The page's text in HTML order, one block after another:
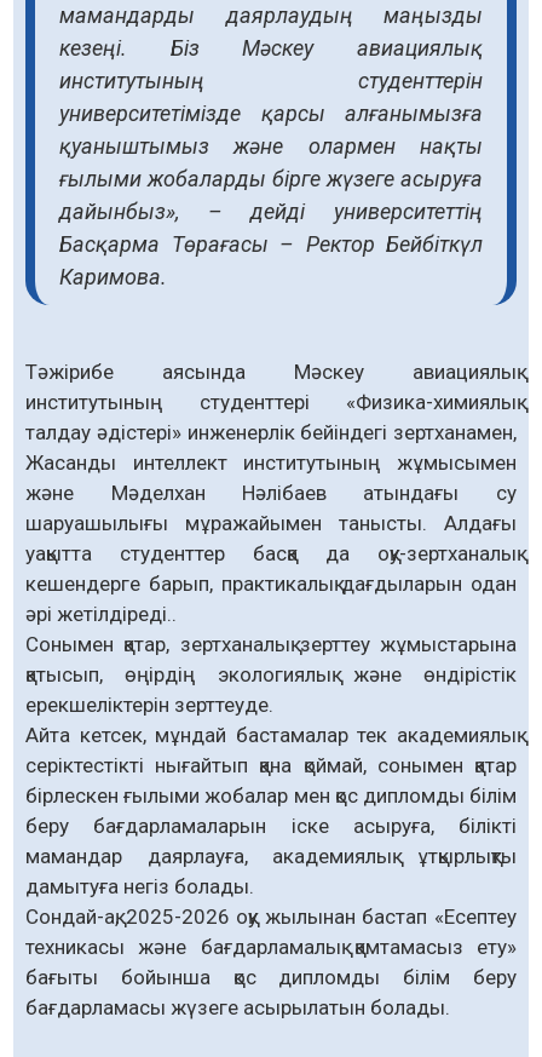
мамандарды даярлаудың маңызды
кезеңі. Біз Мәскеу авиациялық
институтының студенттерін
университетімізде қарсы алғанымызға
қуаныштымыз және олармен нақты
ғылыми жобаларды бірге жүзеге асыруға
дайынбыз», – дейді университеттің
Басқарма Төрағасы – Ректор Бейбіткүл
Каримова.
Тәжірибе аясында Мәскеу авиациялық
институтының студенттері «Физика-химиялық
талдау әдістері» инженерлік бейіндегі зертханамен,
Жасанды интеллект институтының жұмысымен
және Мәделхан Нәлібаев атындағы су
шаруашылығы мұражайымен танысты. Алдағы
уақытта студенттер басқа да оқу-зертханалық
кешендерге барып, практикалық дағдыларын одан
әрі жетілдіреді..
Сонымен қатар, зертханалық зерттеу жұмыстарына
қатысып, өңірдің экологиялық және өндірістік
ерекшеліктерін зерттеуде.
Айта кетсек, мұндай бастамалар тек академиялық
серіктестікті нығайтып қана қоймай, сонымен қатар
бірлескен ғылыми жобалар мен қос дипломды білім
беру бағдарламаларын іске асыруға, білікті
мамандар даярлауға, академиялық ұтқырлықты
дамытуға негіз болады.
Сондай-ақ, 2025-2026 оқу жылынан бастап «Есептеу
техникасы және бағдарламалық қамтамасыз ету»
бағыты бойынша қос дипломды білім беру
бағдарламасы жүзеге асырылатын болады.